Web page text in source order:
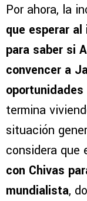
Por ahora, la
que esperar
para saber si
convencer a
termina
situación
considera que
con Chivas
mundialista,